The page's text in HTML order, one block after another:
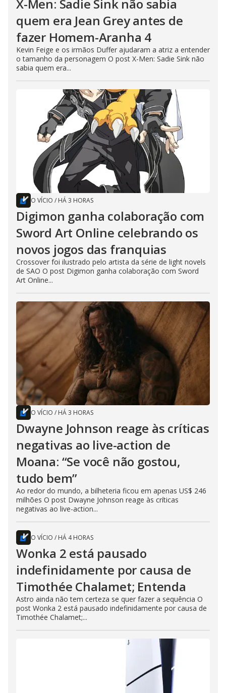
X-Men: Sadie Sink não sabia
quem era Jean Grey antes de
fazer Homem-Aranha 4
Kevin Feige e os irmãos Duffer ajudaram a atriz a entender
o tamanho da personagem O post X-Men: Sadie Sink não
sabia quem era...
O VÍCIO / HÁ 3 HORAS
Digimon ganha colaboração com
Sword Art Online celebrando os
novos jogos das franquias
Crossover foi ilustrado pelo artista da série de light novels
de SAO O post Digimon ganha colaboração com Sword
Art Online...
O VÍCIO / HÁ 3 HORAS
Dwayne Johnson reage às críticas
negativas ao live-action de
Moana: “Se você não gostou,
tudo bem”
Ao redor do mundo, a bilheteria ficou em apenas US$ 246
milhões O post Dwayne Johnson reage às críticas
negativas ao live-action...
O VÍCIO / HÁ 4 HORAS
Wonka 2 está pausado
indefinidamente por causa de
Timothée Chalamet; Entenda
Astro ainda não tem certeza se quer fazer a sequência O
post Wonka 2 está pausado indefinidamente por causa de
Timothée Chalamet;...